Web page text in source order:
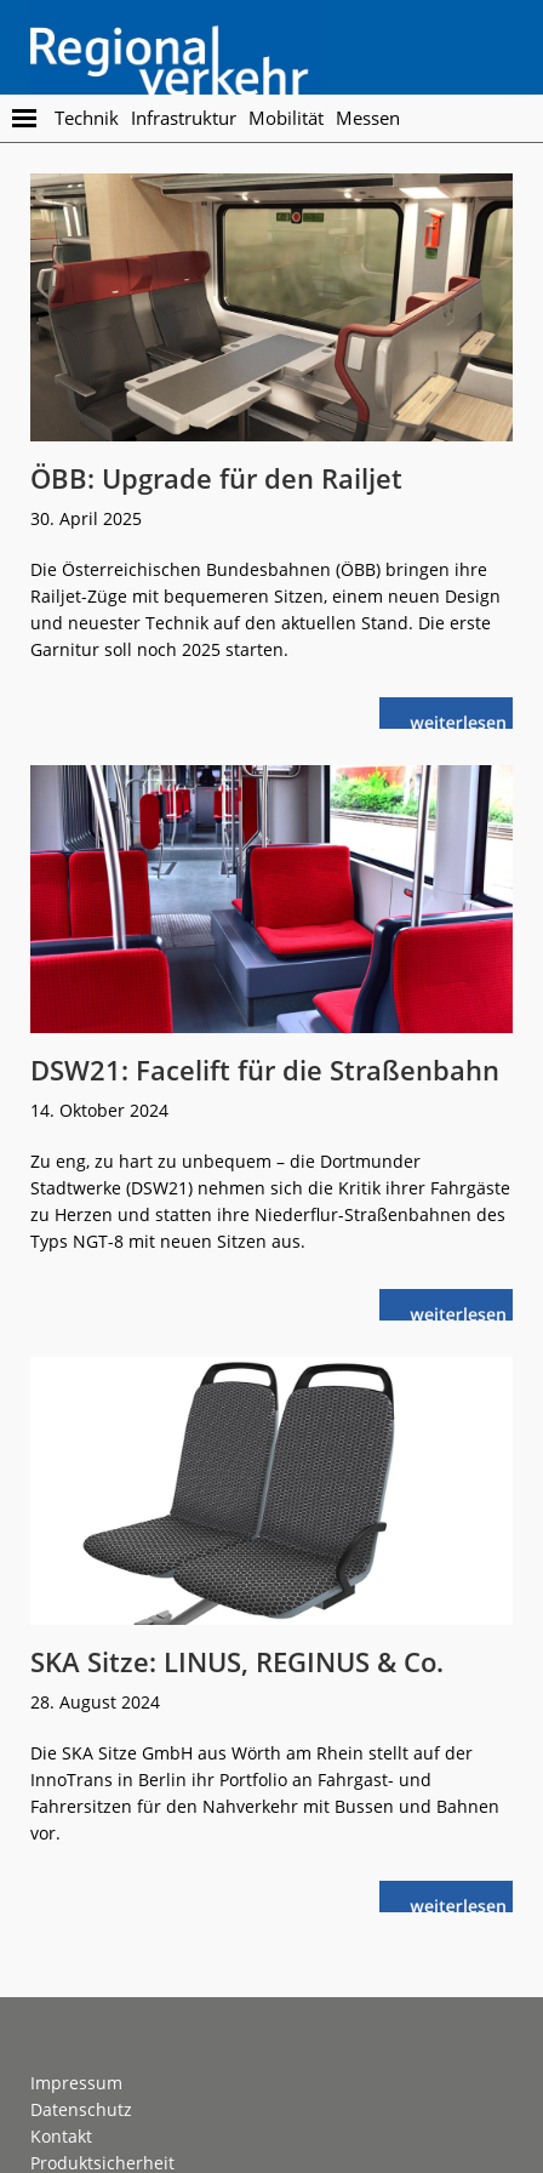
main
content
footer
Regionalverkehr
Die
Fachzeitschrift
den
Öffentlichen
Personennahverkehr
Technik Infrastruktur Mobilität Messen
ÖBB: Upgrade für den Railjet
30. April 2025
Die Österreichischen Bundesbahnen (ÖBB) bringen ihre
Railjet-Züge mit bequemeren Sitzen, einem neuen Design
und neuester Technik auf den aktuellen Stand. Die erste
Garnitur soll noch 2025 starten.
weiterlese
nÖBB:
den
Railjet
DSW21: Facelift für die Straßenbahn
14. Oktober 2024
Zu eng, zu hart zu unbequem – die Dortmunder
Stadtwerke (DSW21) nehmen sich die Kritik ihrer Fahrgäste
zu Herzen und statten ihre Niederflur-Straßenbahnen des
Typs NGT-8 mit neuen Sitzen aus.
weiterlese
nDSW21:
SKA Sitze: LINUS, REGINUS & Co.
28. August 2024
Die SKA Sitze GmbH aus Wörth am Rhein stellt auf der
InnoTrans in Berlin ihr Portfolio an Fahrgast- und
Fahrersitzen für den Nahverkehr mit Bussen und Bahnen
vor.
weiterlese
nSKA
Impressum
Datenschutz
Kontakt
Produktsicherheit